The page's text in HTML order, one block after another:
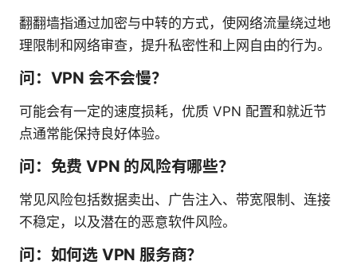
翻翻墙指通过加密与中转的方式，使网络流量绕过地
理限制和网络审查，提升私密性和上网自由的行为。
问：VPN 会不会慢？
可能会有一定的速度损耗，优质 VPN 配置和就近节
点通常能保持良好体验。
问：免费 VPN 的风险有哪些？
常见风险包括数据卖出、广告注入、带宽限制、连接
不稳定，以及潜在的恶意软件风险。
问：如何选 VPN 服务商？